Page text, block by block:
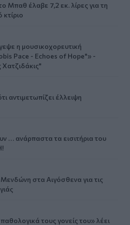
έλαβε 7,2 εκ. λίρες για τη
η μουσικοχορευτική
Pace - Echoes of Hope"» -
αντιμετωπίζει έλλειψη
… ανάρπαστα τα εισιτήρια του
στα Αιγόσθενα για τις
τους γονείς του» λέει